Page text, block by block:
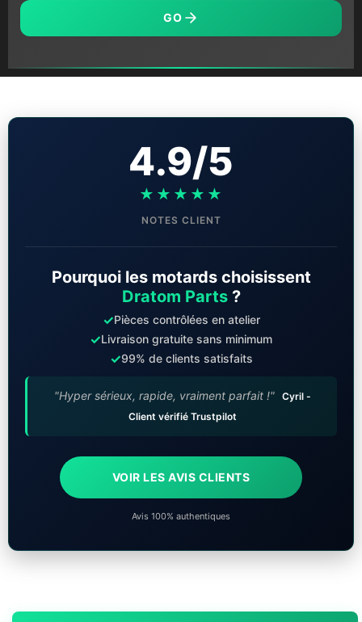
GO
4.9/5
★★★★★
NOTES CLIENT
Pourquoi les motards choisissent
Dratom Parts?
✓Pièces contrôlées en atelier
✓Livraison gratuite sans minimum
✓99% de clients satisfaits
"Hyper sérieux, rapide, vraiment parfait !" Cyril -
Client vérifié Trustpilot
VOIR LES AVIS CLIENTS
Avis 100% authentiques